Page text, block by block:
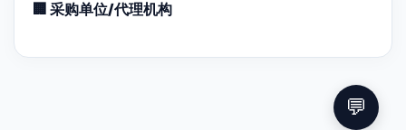
🏢 采购单位/代理机构
💬